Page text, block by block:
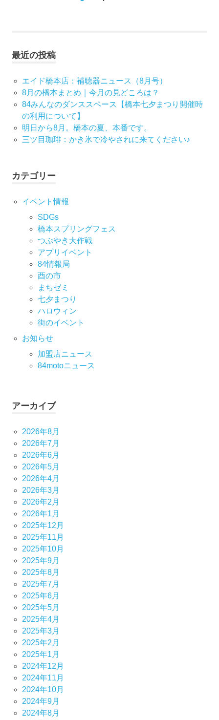
ビ
ゲ
ー
シ
ョ
最近の投稿
エイド橋本店：補聴器ニュース（8月号）
8月の橋本まとめ｜今月の見どころは？
84みんなのダンススペース【橋本七夕まつり開催時
の利用について】
明日から8月。橋本の夏、本番です。
三ツ目珈琲：かき氷で冷やされに来てください♪
カテゴリー
イベント情報
SDGs
橋本スプリングフェス
つぶやき大作戦
アプリイベント
84情報局
酉の市
まちゼミ
七⼣まつり
ハロウィン
街のイベント
お知らせ
加盟店ニュース
84motoニュース
アーカイブ
2026年8月
2026年7月
2026年6月
2026年5月
2026年4月
2026年3月
2026年2月
2026年1月
2025年12月
2025年11月
2025年10月
2025年9月
2025年8月
2025年7月
2025年6月
2025年5月
2025年4月
2025年3月
2025年2月
2025年1月
2024年12月
2024年11月
2024年10月
2024年9月
2024年8月